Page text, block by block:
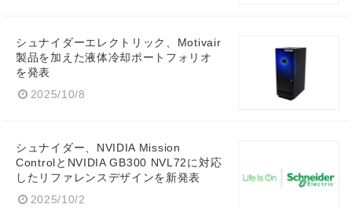
シュナイダーエレクトリック、Motivair
製品を加えた液体冷却ポートフォリオ
を発表
2025/10/8
シュナイダー、NVIDIA Mission
ControlとNVIDIA GB300 NVL72に対応
したリファレンスデザインを新発表
2025/10/2